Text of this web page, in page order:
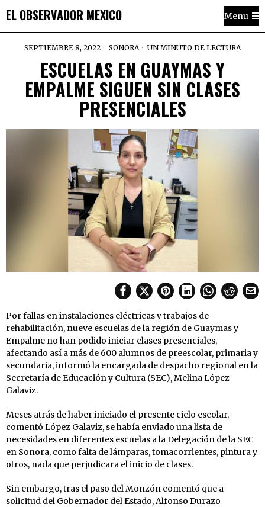
EL OBSERVADOR MEXICO Menu
SEPTIEMBRE 8, 2022 SONORA UN MINUTO DE LECTURA
ESCUELAS EN GUAYMAS Y
EMPALME SIGUEN SIN CLASES
PRESENCIALES
Por fallas en instalaciones eléctricas y trabajos de
rehabilitación, nueve escuelas de la región de Guaymas y
Empalme no han podido iniciar clases presenciales,
afectando así a más de 600 alumnos de preescolar, primaria y
secundaria, informó la encargada de despacho regional en la
Secretaría de Educación y Cultura (SEC), Melina López
Galaviz.
Meses atrás de haber iniciado el presente ciclo escolar,
comentó López Galaviz, se había enviado una lista de
necesidades en diferentes escuelas a la Delegación de la SEC
en Sonora, como falta de lámparas, tomacorrientes, pintura y
otros, nada que perjudicara el inicio de clases.
Sin embargo, tras el paso del Monzón comentó que a
solicitud del Gobernador del Estado, Alfonso Durazo